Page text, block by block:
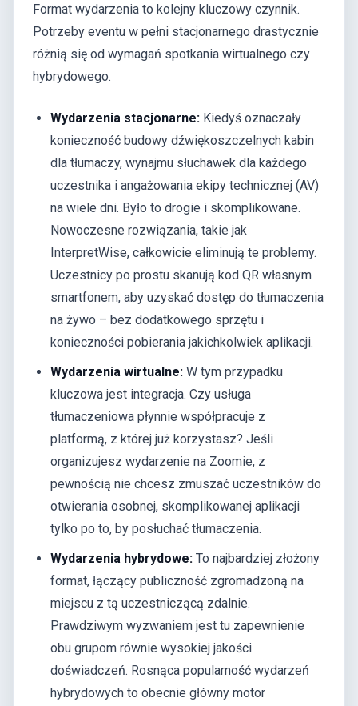
Format wydarzenia to kolejny kluczowy czynnik.
Potrzeby eventu w pełni stacjonarnego drastycznie
różnią się od wymagań spotkania wirtualnego czy
hybrydowego.
Wydarzenia stacjonarne: Kiedyś oznaczały
konieczność budowy dźwiękoszczelnych kabin
dla tłumaczy, wynajmu słuchawek dla każdego
uczestnika i angażowania ekipy technicznej (AV)
na wiele dni. Było to drogie i skomplikowane.
Nowoczesne rozwiązania, takie jak
InterpretWise, całkowicie eliminują te problemy.
Uczestnicy po prostu skanują kod QR własnym
smartfonem, aby uzyskać dostęp do tłumaczenia
na żywo – bez dodatkowego sprzętu i
konieczności pobierania jakichkolwiek aplikacji.
Wydarzenia wirtualne: W tym przypadku
kluczowa jest integracja. Czy usługa
tłumaczeniowa płynnie współpracuje z
platformą, z której już korzystasz? Jeśli
organizujesz wydarzenie na Zoomie, z
pewnością nie chcesz zmuszać uczestników do
otwierania osobnej, skomplikowanej aplikacji
tylko po to, by posłuchać tłumaczenia.
Wydarzenia hybrydowe: To najbardziej złożony
format, łączący publiczność zgromadzoną na
miejscu z tą uczestniczącą zdalnie.
Prawdziwym wyzwaniem jest tu zapewnienie
obu grupom równie wysokiej jakości
doświadczeń. Rosnąca popularność wydarzeń
hybrydowych to obecnie główny motor